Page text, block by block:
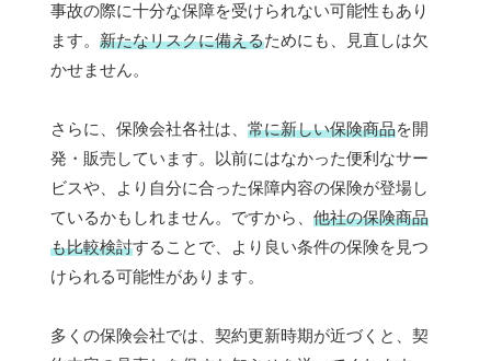
事故の際に十分な保障を受けられない可能性もあり
ます。 新たなリスクに備えるためにも、見直しは欠
かせません。
さらに、保険会社各社は、 常に新しい保険商品を開
発・販売しています。以前にはなかった便利なサー
ビスや、より自分に合った保障内容の保険が登場し
ているかもしれません。ですから、 他社の保険商品
も比較検討することで、より良い条件の保険を見つ
けられる可能性があります。
多くの保険会社では、契約更新時期が近づくと、契